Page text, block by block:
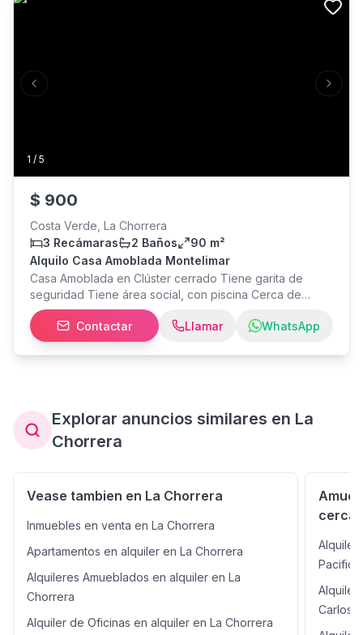
acceso, comercios y servicios.
1 / 5
Previous slide Next
$ 900
Costa Verde, La Chorrera
3 Recámaras
2 Baños
90 m²
Alquilo Casa Amoblada Montelimar
Casa Amoblada en Clúster cerrado Tiene garita de
seguridad Tiene área social, con piscina Cerca de
Costa Verde, centros comerciales, bancos, restaurantes
Contactar
Llamar WhatsApp
Explorar anuncios similares en La
Chorrera
Vease tambien en La Chorrera
Inmuebles en venta en La Chorrera
Apartamentos en alquiler en La Chorrera
Alquileres Amueblados en alquiler en La
Chorrera
Alquiler de Oficinas en alquiler en La Chorrera
Pacifico
Carlos